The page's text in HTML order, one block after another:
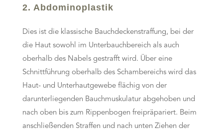
2. Abdominoplastik
Dies ist die klassische Bauchdeckenstraffung, bei der
die Haut sowohl im Unterbauchbereich als auch
oberhalb des Nabels gestrafft wird. Über eine
Schnittführung oberhalb des Schambereichs wird das
Haut- und Unterhautgewebe flächig von der
darunterliegenden Bauchmuskulatur abgehoben und
nach oben bis zum Rippenbogen freipräpariert. Beim
anschließenden Straffen und nach unten Ziehen der